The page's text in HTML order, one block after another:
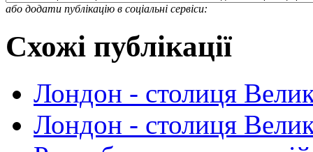
або додати публікацію в соціальні сервіси:
Схожі публікації
Лондон - столиця
Лондон - столиця